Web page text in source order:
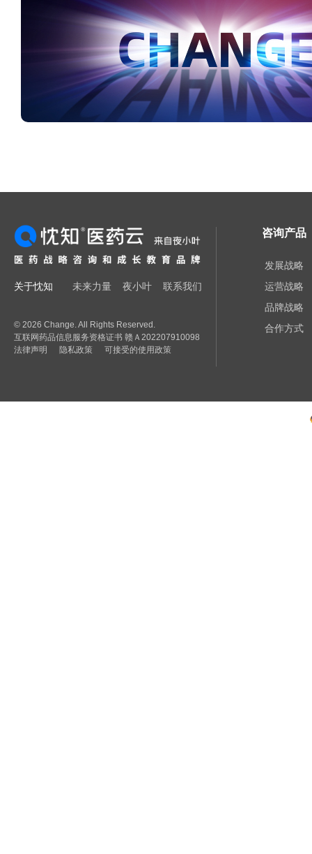
未来力量 夜小叶 联系我们
关于忱知
© 2026 Change. All Rights Reserved.
互联网药品信息服务资格证书 赣Ａ202207910098
可接受的使用政策
法律声明 隐私政策
发展战略
运营战略
品牌战略
合作方式
咨询产品